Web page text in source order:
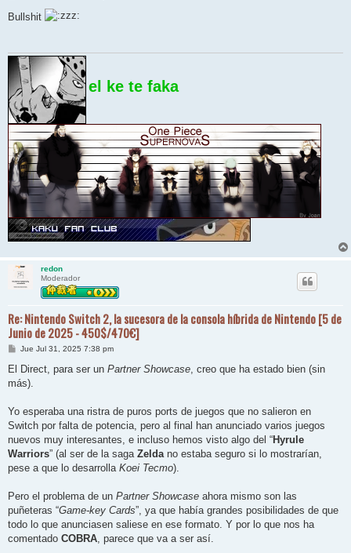
n
s
Bullshit
el ke te faka
redon
Moderador
Re: Nintendo Switch 2, la sucesora de la consola híbrida de Nintendo [5 de
Junio de 2025 - 450$/470€]
M
n
a
Jue Jul 31, 2025 7:38 pm
El Direct, para ser un Partner Showcase, creo que ha estado bien (sin
más).
Yo esperaba una ristra de puros ports de juegos que no salieron en
Switch por falta de potencia, pero al final han anunciado varios juegos
nuevos muy interesantes, e incluso hemos visto algo del “Hyrule
Warriors” (al ser de la saga Zeldano estaba seguro si lo mostrarían,
pese a que lo desarrolla Koei Tecmo).
Pero el problema de un Partner Showcase ahora mismo son las
puñeteras “Game-key Cards”, ya que había grandes posibilidades de que
todo lo que anunciasen saliese en ese formato. Y por lo que nos ha
comentado COBRA, parece que va a ser así.